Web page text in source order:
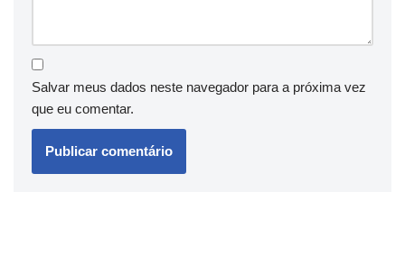
Salvar meus dados neste navegador para a próxima vez
que eu comentar.